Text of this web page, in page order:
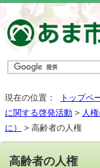
現在の位置： トップペ
に関する啓発活動 > 人
に）
> 高齢者の人権
高齢者の人権